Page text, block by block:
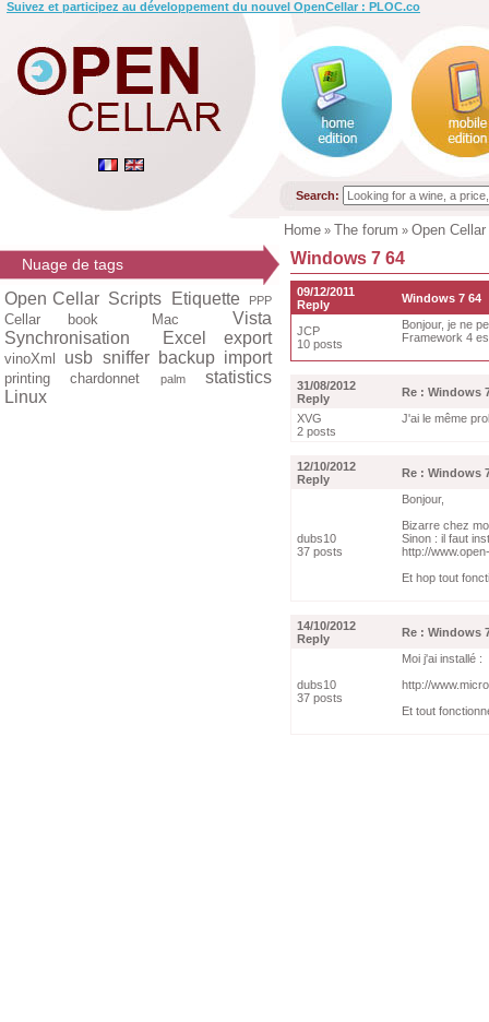
Suivez et participez au développement du nouvel OpenCellar : PLOC.co
Search:
Home » The forum » Open
Nuage de tags
Open Cellar Scripts Etiquette PPP
Cellar book Mac
Vista
Synchronisation
Excel export
vinoXml usb sniffer backup import
printing chardonnet palm
statistics
Linux
Windows 7 64
09/12/2011
Reply
Windows 7 64
JCP
10 posts
Bonjour, je ne
Framework 4
31/08/2012
Reply
Re : Windows
XVG
2 posts
J'ai le même
12/10/2012
Reply
Re : Windows
dubs10
37 posts
Bonjour,
Bizarre chez
Sinon : il faut
http://
Et hop tout
14/10/2012
Reply
Re : Windows
dubs10
37 posts
Moi j'ai installé :
http://
Et tout